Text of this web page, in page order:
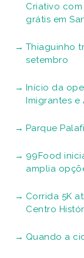
Criativo
grátis em
Thiaguinho
setembro
Início da
Imigrantes e
Parque
99Food
amplia
Corrida 5K
Centro
Quando a